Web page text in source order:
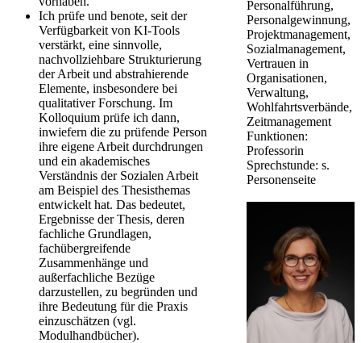
Ich prüfe und benote, seit der
Verfügbarkeit von KI-Tools
verstärkt, eine sinnvolle,
nachvollziehbare Strukturierung
der Arbeit und abstrahierende
Elemente, insbesondere bei
qualitativer Forschung. Im
Kolloquium prüfe ich dann,
inwiefern die zu prüfende​ Person
ihre eigene Arbeit durchdrungen
und ein akademisches
Verständnis der Sozialen Arbeit
am Beispiel des Thesisthemas
entwickelt hat. Das bedeutet,
Ergebnisse der Thesis, deren
fachliche Grundlagen,
fachübergreifende
Zusammenhänge und
außerfachliche Bezüge
darzustellen, zu begründen und
ihre Bedeutung für die Praxis
einzuschätzen (vgl.
Modulhandbücher).
Personalführung,
Personalgewinnung,
Projektmanagement,
Sozialmanagement,
Vertrauen in
Organisationen,
Verwaltung,
Wohlfahrtsverbände,
Zeitmanagement
Funktionen:
Professorin
Sprechstunde: s.
Personenseite